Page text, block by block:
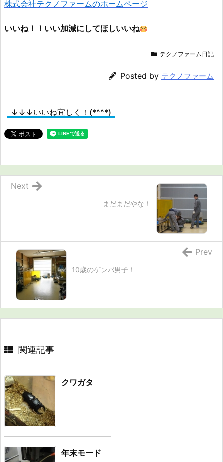
株式会社テクノファームのホームページ
いいね！！いい加減にしてほしいいね
テクノファーム日記
Posted by テクノファーム
↓↓↓いいね宜しく！(*^^*)
まだまだやな！
Next
10歳のゲンバ男子！
Prev
関連記事
クワガタ
年末モード